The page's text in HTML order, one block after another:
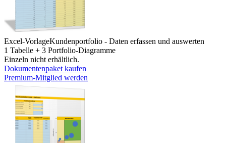
Excel-VorlageKundenportfolio - Daten erfassen und auswerten
1 Tabelle + 3 Portfolio-Diagramme
Einzeln nicht erhältlich.
Dokumentenpaket kaufen
Premium-Mitglied werden